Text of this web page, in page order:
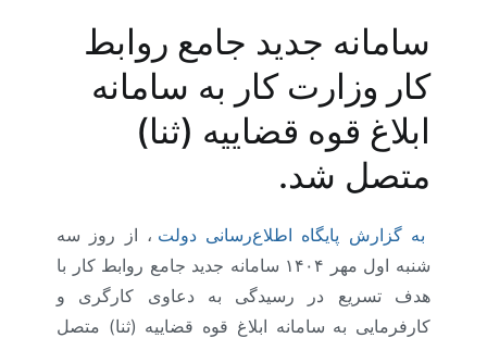
سامانه جدید جامع روابط
کار وزارت کار به سامانه
ابلاغ قوه قضاییه (ثنا)
متصل شد.
به گزارش پایگاه اطلاع‌رسانی دولت ، از روز سه
شنبه اول مهر ۱۴۰۴ سامانه جدید جامع روابط کار با
هدف تسریع در رسیدگی به دعاوی کارگری و
کارفرمایی به سامانه ابلاغ قوه قضاییه (ثنا) متصل